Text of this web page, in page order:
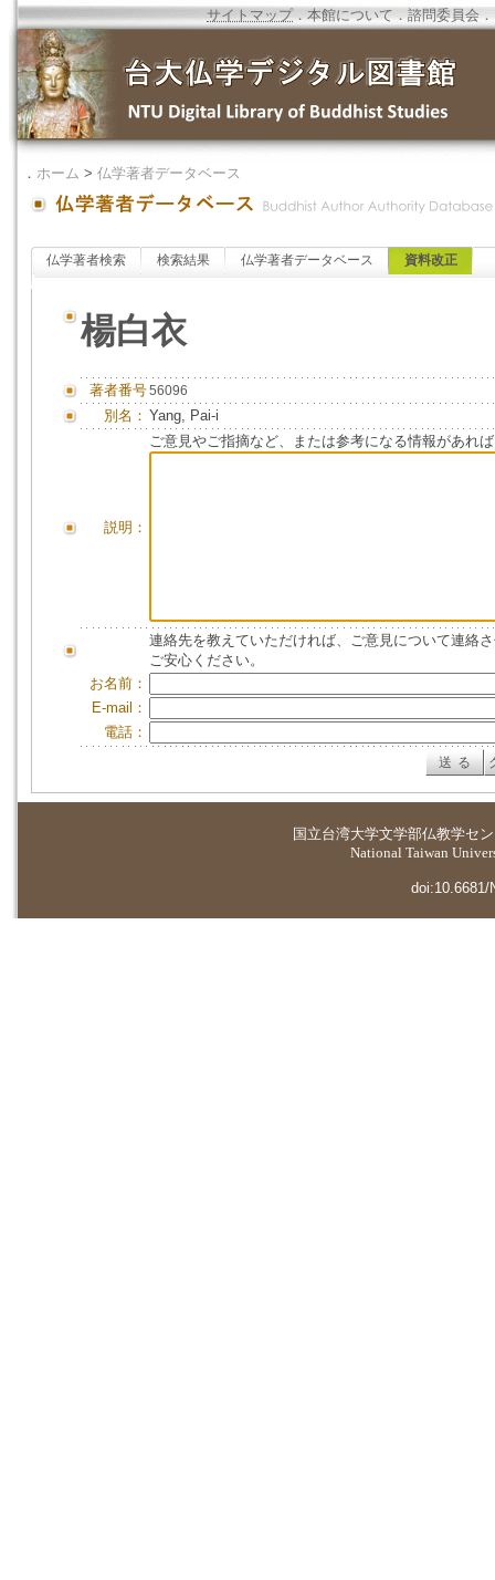
サイトマップ．本館について ．諮問委員会 ．
． ホーム > 仏学著者データベース
仏学著者検索 検索結果 仏学著者データベース 資料改正
楊白衣
著者番号56096
別名： Yang, Pai-i
説明：
ご意見やご指摘など、または参考になる情報があれ
連絡先を教えていただければ、ご意見について連絡
ご安心ください。
お名前：
E-mail：
電話：
国立台湾大学文学部仏教学セ
National Taiwan
doi:10.6681/